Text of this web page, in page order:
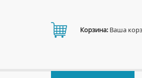
Корзина: Ваша